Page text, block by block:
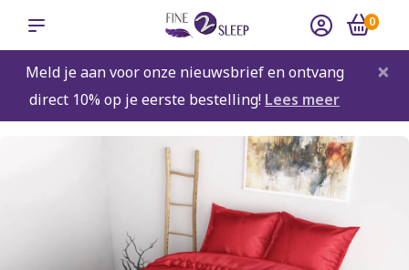
0
Meld je aan voor onze nieuwsbrief en ontvang
direct 10% op je eerste bestelling! Lees meer
×